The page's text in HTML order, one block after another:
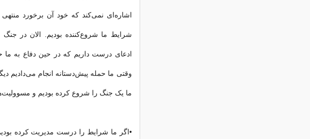
اشاره‌ای نمی‌کند که خود آن برخورد
ادعای درست داریم که در حین دفاع به ما
وقتی ما حمله پیش‌دستانه انجام می‌دادیم
ما یک جنگ را شروع کرده بودیم و